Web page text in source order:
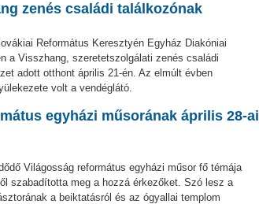
zenés családi találkozónak
Református Keresztyén Egyház Diakóniai
a Visszhang, szeretetszolgálati zenés családi
adott otthont április 21-én. Az elmúlt évben
volt a vendéglátó.
egyházi műsorának április 28-ai
Világosság református egyházi műsor fő témája
szabadította meg a hozzá érkezőket. Szó lesz a
a beiktatásról és az ógyallai templom